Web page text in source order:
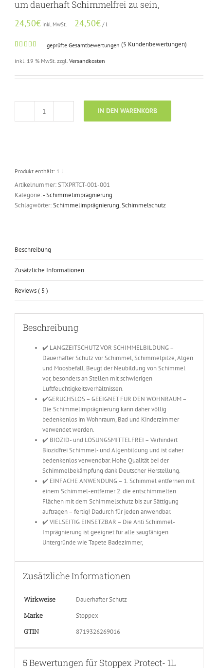
um dauerhaft Schimmelfrei zu sein,
24,50€ inkl. MwSt. 24,50€ / l
mit 4.75
auf
geprüfte Gesamtbewertungen (5 Kundenbewertungen)
inkl. 19 % MwSt. zzgl. Versandkosten
Stoppex
um
dauerhaft
Schimmelfrei
IN DEN WARENKORB
Produkt enthält: 1 l
Artikelnummer:STXPRTCT-001-001
Kategorie:- Schimmelimprägnierung
Schlagwörter:Schimmelimprägnierung,Schimmelschutz
Beschreibung
Zusätzliche Informationen
Reviews ( 5 )
Beschreibung
✔️ LANGZEITSCHUTZ VOR SCHIMMELBILDUNG –
Dauerhafter Schutz vor Schimmel, Schimmelpilze, Algen
und Moosbefall. Beugt der Neubildung von Schimmel
vor, besonders an Stellen mit schwierigen
Luftfeuchtigkeitsverhältnissen.
✔️GERUCHSLOS – GEEIGNET FÜR DEN WOHNRAUM –
Die Schimmelimprägnierung kann daher völlig
bedenkenlos im Wohnraum, Bad und Kinderzimmer
verwendet werden.
✔️ BIOZID- und LÖSUNGSMITTELFREI – Verhindert
Biozidfrei Schimmel- und Algenbildung und ist daher
bedenkenlos verwendbar. Hohe Qualität bei der
Schimmelbekämpfung dank Deutscher Herstellung.
✔️ EINFACHE ANWENDUNG – 1. Schimmel entfernen mit
einem Schimmel-entferner 2. die entschimmelten
Flächen mit dem Schimmelschutz bis zur Sättigung
auftragen – fertig! Dadurch für jeden anwendbar.
✔️ VIELSEITIG EINSETZBAR – Die Anti Schimmel-
Imprägnierung ist geeignet für alle saugfähigen
Untergründe wie Tapete Badezimmer,
Zusätzliche Informationen
Wirkweise Dauerhafter Schutz
Marke Stoppex
GTIN 8719326269016
5 Bewertungen für Stoppex Protect- 1L